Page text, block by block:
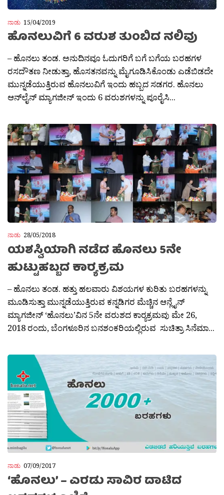
ನಾಡು 15/04/2019
ಹೊನಲುವಿಗೆ 6 ವರುಶ ತುಂಬಿದ ನಲಿವು
– ಹೊನಲು ತಂಡ. ಅನುದಿನವೂ ಓದುಗರಿಗೆ ಬಗೆ ಬಗೆಯ ಬರಹಗಳ
ರಸದೌತಣ ನೀಡುತ್ತಾ, ಹೊಸತನವನ್ನು ಮೈಗೂಡಿಸಿಕೊಂಡು ಎಡೆಬಿಡದೇ
ಮುನ್ನಡೆಯುತ್ತಿರುವ ಹೊನಲುವಿಗೆ ಇಂದು ಹಬ್ಬದ ಸಡಗರ. ಹೊನಲು
ಆನ್‌ಲೈನ್‌ ಮ್ಯಾಗಜೀನ್‌ ಇಂದು 6 ವರುಶಗಳನ್ನು ಪೂರೈಸಿ...
ನಾಡು 28/05/2018
ಯಶಸ್ವಿಯಾಗಿ ನಡೆದ ಹೊನಲು 5ನೇ
ಹುಟ್ಟುಹಬ್ಬದ ಕಾರ‍್ಯಕ್ರಮ
– ಹೊನಲು ತಂಡ. ಹತ್ತು ಹಲವಾರು ವಿಶಯಗಳ ಕುರಿತು ಬರಹಗಳನ್ನು
ಮೂಡಿಸುತ್ತಾ ಮುನ್ನಡೆಯುತ್ತಿರುವ ಕನ್ನಡಿಗರ ಮೆಚ್ಚಿನ ಆನ್ಲೈನ್
ಮ್ಯಾಗಜೀನ್ ‘ಹೊನಲು’ವಿನ 5ನೇ ವರುಶದ ಕಾರ‍್ಯಕ್ರಮವು ಮೇ 26,
2018 ರಂದು, ಬೆಂಗಳೂರಿನ ಬನಶಂಕರಿಯಲ್ಲಿರುವ ಸುಚಿತ್ರಾ ಸಿನೆಮಾ...
ನಾಡು 07/09/2017
‘ಹೊನಲು’ – ಎರಡು ಸಾವಿರ ದಾಟಿದ